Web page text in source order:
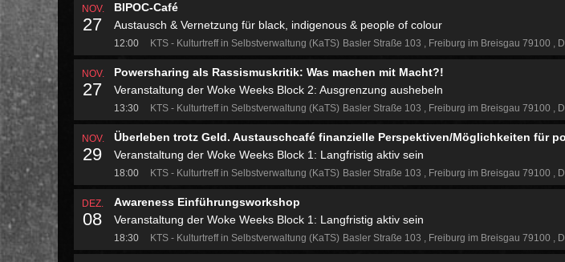
NOV.
27
BIPOC-Café
Austausch & Vernetzung für black, indigenous & people of colour
12:00 KTS - Kulturtreff in Selbstverwaltung (KaTS) Basler Straße 103 Freiburg im Breisgau 79100
NOV.
27
Powersharing als Rassismuskritik: Was machen mit Macht?!
Veranstaltung der Woke Weeks Block 2: Ausgrenzung aushebeln
13:30 KTS - Kulturtreff in Selbstverwaltung (KaTS) Basler Straße 103 Freiburg im Breisgau 79100
NOV.
29
Überleben trotz Geld. Austauschcafé finanzielle Perspektiven/Möglichkeiten für
Veranstaltung der Woke Weeks Block 1: Langfristig aktiv sein
18:00 KTS - Kulturtreff in Selbstverwaltung (KaTS) Basler Straße 103 Freiburg im Breisgau 79100
DEZ.
08
Awareness Einführungsworkshop
Veranstaltung der Woke Weeks Block 1: Langfristig aktiv sein
18:30 KTS - Kulturtreff in Selbstverwaltung (KaTS) Basler Straße 103 Freiburg im Breisgau 79100